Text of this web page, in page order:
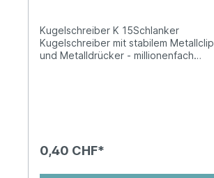
Kugelschreiber K 15Schlanker
Kugelschreiber mit stabilem Metallclip
und Metalldrücker - millionenfach
0,40 CHF*